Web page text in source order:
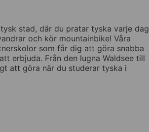
stad, där du pratar tyska varje dag
och kör mountainbike! Våra
som får dig att göra snabba
erbjuda. Från den lugna Waldsee till
att göra när du studerar tyska i